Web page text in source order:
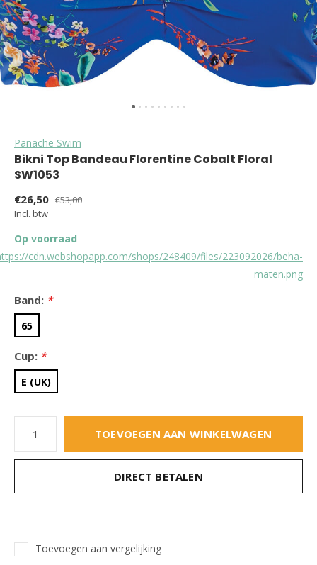
Panache Swim
Bikni Top Bandeau Florentine Cobalt Floral
SW1053
€26,50 €53,00
Incl. btw
Op voorraad
cdn.webshopapp.com/shops/248409/files/223092026/beha-
maten.png
Band: *
65
Cup: *
E (UK)
TOEVOEGEN AAN WINKELWAGEN
DIRECT BETALEN
Toevoegen aan vergelijking